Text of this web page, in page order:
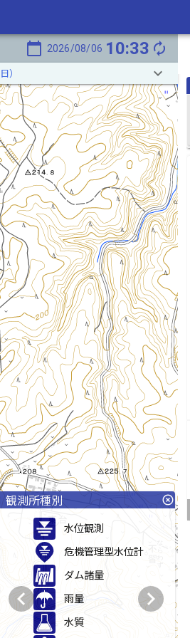
calendar_today 2026/08/06 10:33 autorenew
） keyboard_arrow_down
観測所種別 highlight_off
水位観測
危機管理型水位計
ダム諸量
雨量
水質
chevron_left chevron_right